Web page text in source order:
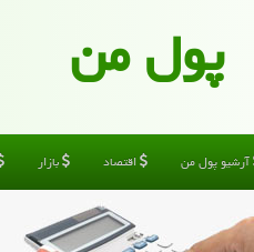
پول من
آرشیو پول من اقتصاد بازار